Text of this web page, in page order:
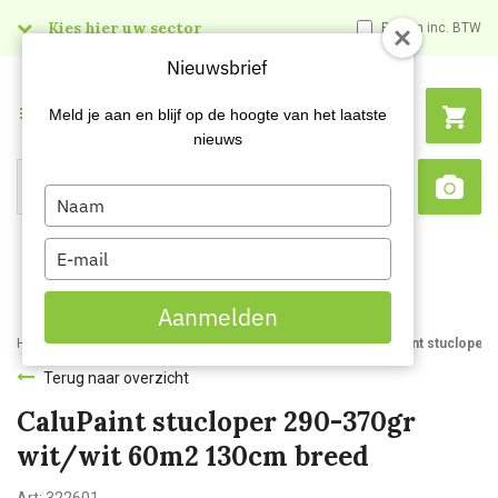
Kies hier uw sector Prijzen inc. BTW
Search
Menu
Home Webshop Schildersartikelen Afdekmateriaal CaluPaint stucloper
Terug naar overzicht
CaluPaint stucloper 290-370gr
wit/wit 60m2 130cm breed
Nieuwsbrief
Meld je aan en blijf op de hoogte van het laatste
nieuws
Type
your
name
Type
your
email
Aanmelden